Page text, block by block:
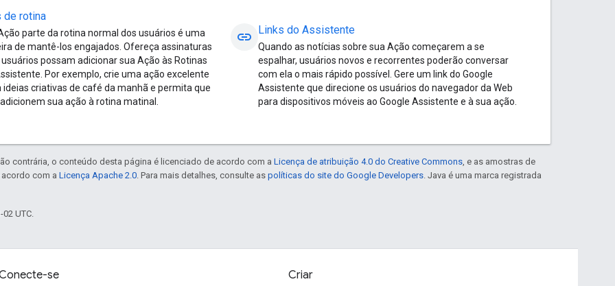
de rotina
parte da rotina normal dos usuários é uma
de mantê-los engajados. Ofereça assinaturas
usuários possam adicionar sua Ação às Rotinas
Por exemplo, crie uma ação excelente
ideias criativas de café da manhã e permita que
adicionem sua ação à rotina matinal.
link Links do Assistente
Quando as notícias sobre sua Ação começarem a se
espalhar, usuários novos e recorrentes poderão conversar
com ela o mais rápido possível. Gere um link do Google
Assistente que direcione os usuários do navegador da Web
para dispositivos móveis ao Google Assistente e à sua ação.
contrária, o conteúdo desta página é licenciado de acordo com a Licença de atribuição 4.0 do Creative Commons, e as amostras de
com a Licença Apache 2.0. Para mais detalhes, consulte as políticas do site do Google Developers. Java é uma marca registrada
02 UTC.
se Criar